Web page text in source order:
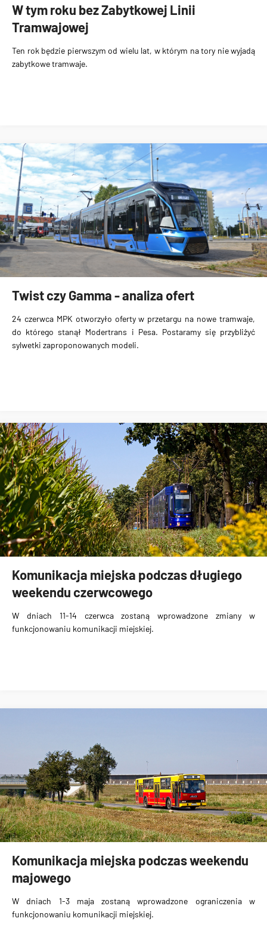
W tym roku bez Zabytkowej Linii
Tramwajowej
Ten rok będzie pierwszym od wielu lat, w którym na tory nie wyjadą
zabytkowe tramwaje.
Twist czy Gamma - analiza ofert
24 czerwca MPK otworzyło oferty w przetargu na nowe tramwaje,
do którego stanął Modertrans i Pesa. Postaramy się przybliżyć
sylwetki zaproponowanych modeli.
Komunikacja miejska podczas długiego
weekendu czerwcowego
W dniach 11-14 czerwca zostaną wprowadzone zmiany w
funkcjonowaniu komunikacji miejskiej.
Komunikacja miejska podczas weekendu
majowego
W dniach 1-3 maja zostaną wprowadzone ograniczenia w
funkcjonowaniu komunikacji miejskiej.